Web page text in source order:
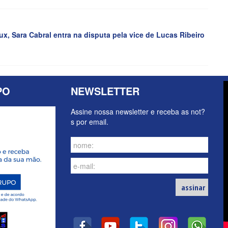
Sara Cabral entra na disputa pela vice de Lucas Ribeiro
NEWSLETTER
Assine nossa newsletter e receba as not?
s por email.